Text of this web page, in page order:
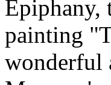
Epiphany,
painting
wonderful